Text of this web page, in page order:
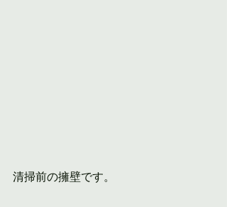
清掃前の擁壁です。